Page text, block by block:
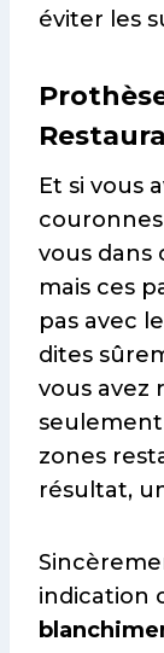
éviter les
Et si vous
vous dans
mais ces
pas avec
dites
vous avez
zones
résultat,
indication